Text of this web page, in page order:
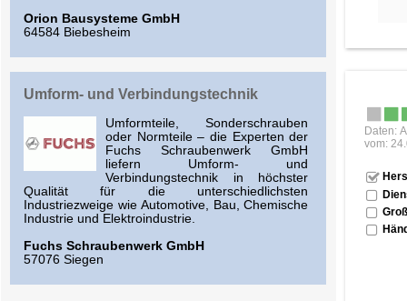
Orion Bausysteme GmbH
64584 Biebesheim
Umform- und Verbindungstechnik
Umformteile, Sonderschrauben
oder Normteile – die Experten der
Fuchs Schraubenwerk GmbH
liefern Umform- und
Verbindungstechnik in höchster
Qualität für die unterschiedlichsten
Industriezweige wie Automotive, Bau, Chemische
Industrie und Elektroindustrie.
Fuchs Schraubenwerk GmbH
57076 Siegen
Daten:
vom: